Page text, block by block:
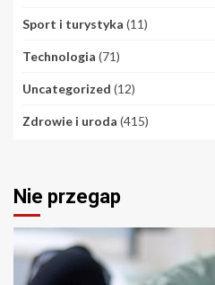
Sport i turystyka (11)
Technologia (71)
Uncategorized (12)
Zdrowie i uroda (415)
Nie przegap